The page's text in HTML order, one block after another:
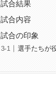
試合結果
試合内容
試合の印象
選手たちが